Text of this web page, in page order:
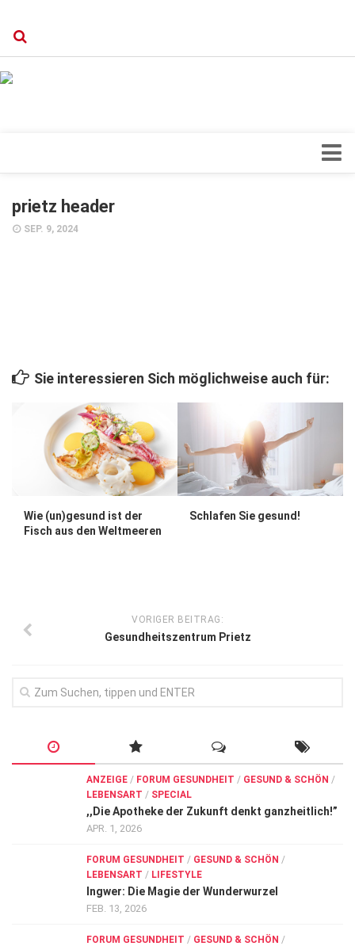
Forschung
Forum Gesundheit
Allgemein
Innovationen
Kampf gegen Krebs
prietz header
SEP. 9, 2024
Sie interessieren Sich möglichweise auch für:
Wie (un)gesund ist der
Fisch aus den Weltmeeren
Schlafen Sie gesund!
VORIGER BEITRAG:
Gesundheitszentrum Prietz
ANZEIGE / FORUM GESUNDHEIT / GESUND & SCHÖN /
LEBENSART / SPECIAL
,,Die Apotheke der Zukunft denkt ganzheitlich!”
APR. 1, 2026
FORUM GESUNDHEIT / GESUND & SCHÖN /
LEBENSART / LIFESTYLE
Ingwer: Die Magie der Wunderwurzel
FEB. 13, 2026
FORUM GESUNDHEIT / GESUND & SCHÖN /